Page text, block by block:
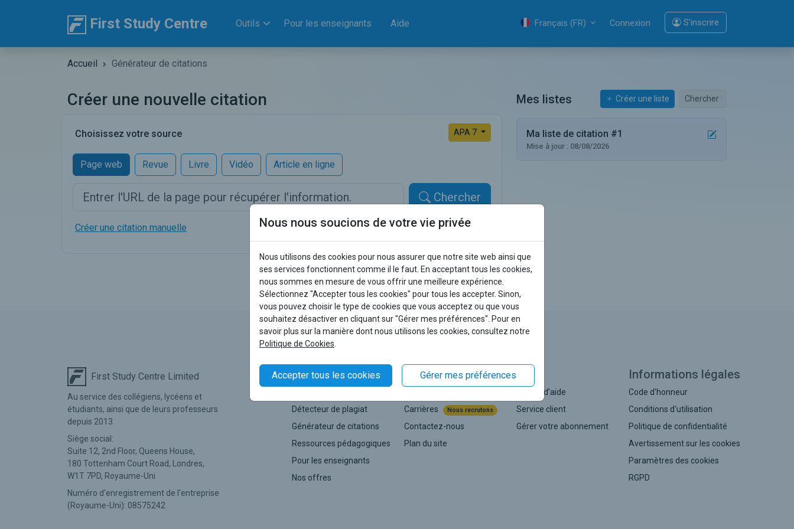
First Study Centre Outils Pour les enseignants Aide Français (FR) Connexion S'inscrire
Accueil Générateur de citations
Créer une nouvelle citation
Choisissez votre source APA 7
Page web Revue Livre Vidéo Article en ligne
Chercher
Créer une citation manuelle
Mes listes Créer une liste
Ma liste de citation #1
Mise à jour : 08/08/2026
First Study Centre Limited
Au service des collégiens, lycéens et
étudiants, ainsi que de leurs professeurs
depuis 2013.
Siège social:
Suite 12, 2nd Floor, Queens House,
180 Tottenham Court Road,
Londres,
W1T 7PD, Royaume-Uni
Numéro d'enregistrement de l'entreprise
(Royaume-Uni): 08575242
Services
Détecteur de plagiat
Générateur de citations
Ressources pédagogiques
Pour les enseignants
Nos offres
L'entreprise
Carrières
Nous recrutons
Contactez-nous
Plan du site
Centre d'aide
Service client
Gérer votre abonnement
Informations légales
Code d'honneur
Conditions d'utilisation
Politique de confidentialité
Avertissement sur les cookies
Paramètres des cookies
RGPD
Nous nous soucions de votre vie privée
Nous utilisons des cookies pour nous assurer que notre site web ainsi que
ses services fonctionnent comme il le faut. En acceptant tous les cookies,
nous sommes en mesure de vous offrir une meilleure expérience.
Sélectionnez "Accepter tous les cookies" pour tous les accepter. Sinon,
vous pouvez choisir le type de cookies que vous acceptez ou que vous
souhaitez désactiver en cliquant sur "Gérer mes préférences". Pour en
savoir plus sur la manière dont nous utilisons les cookies, consultez notre
Politique de Cookies
Accepter tous les cookies Gérer mes préférences